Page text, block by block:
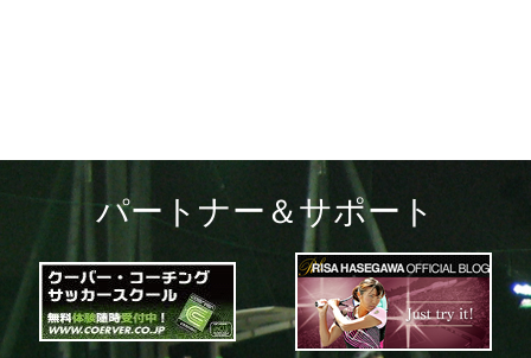
パートナー＆サポート